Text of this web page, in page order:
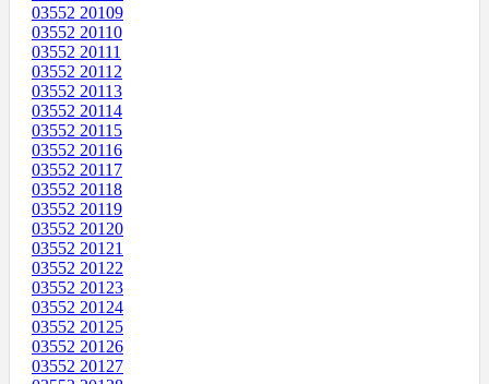
03552 20109
03552 20110
03552 20111
03552 20112
03552 20113
03552 20114
03552 20115
03552 20116
03552 20117
03552 20118
03552 20119
03552 20120
03552 20121
03552 20122
03552 20123
03552 20124
03552 20125
03552 20126
03552 20127